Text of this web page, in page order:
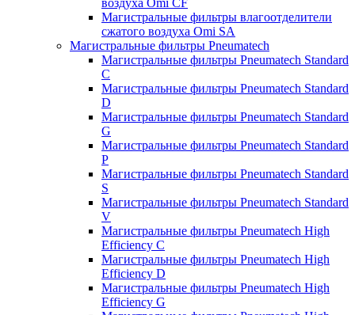
воздуха Omi CF
Магистральные фильтры влагоотделители
сжатого воздуха Omi SA
Магистральные фильтры Pneumatech
Магистральные фильтры Pneumatech Standard
C
Магистральные фильтры Pneumatech Standard
D
Магистральные фильтры Pneumatech Standard
G
Магистральные фильтры Pneumatech Standard
P
Магистральные фильтры Pneumatech Standard
S
Магистральные фильтры Pneumatech Standard
V
Магистральные фильтры Pneumatech High
Efficiency C
Магистральные фильтры Pneumatech High
Efficiency D
Магистральные фильтры Pneumatech High
Efficiency G